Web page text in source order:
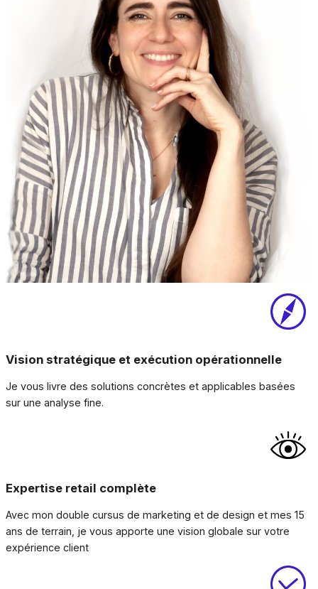
Vision stratégique et exécution opérationnelle
Je vous livre des solutions concrètes et applicables basées
sur une analyse fine.
Expertise retail complète
Avec mon double cursus de marketing et de design et mes 15
ans de terrain, je vous apporte une vision globale sur votre
expérience client